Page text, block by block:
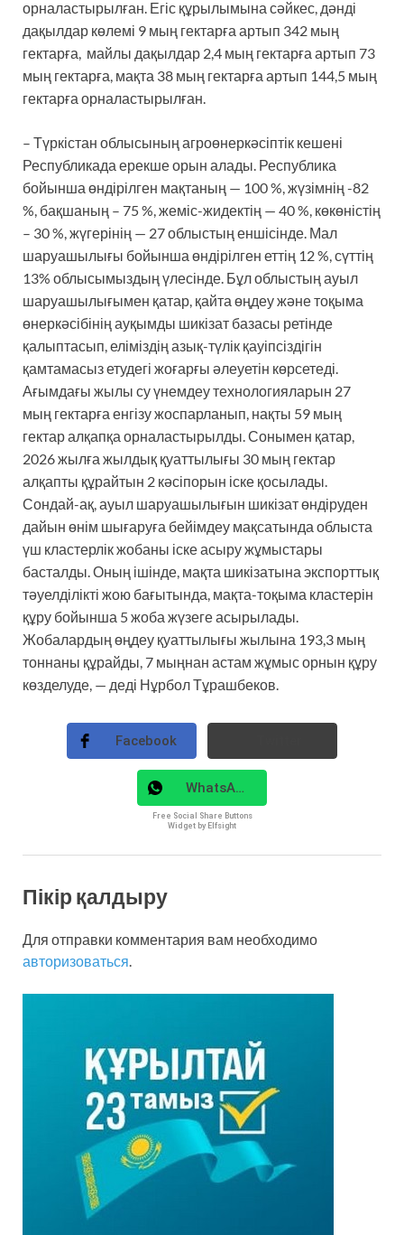
орналастырылған. Егіс құрылымына сәйкес, дәнді
дақылдар көлемі 9 мың гектарға артып 342 мың
гектарға, майлы дақылдар 2,4 мың гектарға артып 73
мың гектарға, мақта 38 мың гектарға артып 144,5 мың
гектарға орналастырылған.
– Түркістан облысының агроөнеркәсіптік кешені
Республикада ерекше орын алады. Республика
бойынша өндірілген мақтаның — 100 %, жүзімнің -82
%, бақшаның – 75 %, жеміс-жидектің — 40 %, көкөністің
– 30 %, жүгерінің — 27 облыстың еншісінде. Мал
шаруашылығы бойынша өндірілген еттің 12 %, сүттің
13% облысымыздың үлесінде. Бұл облыстың ауыл
шаруашылығымен қатар, қайта өңдеу және тоқыма
өнеркәсібінің ауқымды шикізат базасы ретінде
қалыптасып, еліміздің азық-түлік қауіпсіздігін
қамтамасыз етудегі жоғарғы әлеуетін көрсетеді.
Ағымдағы жылы су үнемдеу технологияларын 27
мың гектарға енгізу жоспарланып, нақты 59 мың
гектар алқапқа орналастырылды. Сонымен қатар,
2026 жылға жылдық қуаттылығы 30 мың гектар
алқапты құрайтын 2 кәсіпорын іске қосылады.
Сондай-ақ, ауыл шаруашылығын шикізат өндіруден
дайын өнім шығаруға бейімдеу мақсатында облыста
үш кластерлік жобаны іске асыру жұмыстары
басталды. Оның ішінде, мақта шикізатына экспорттық
тәуелділікті жою бағытында, мақта-тоқыма кластерін
құру бойынша 5 жоба жүзеге асырылады.
Жобалардың өңдеу қуаттылығы жылына 193,3 мың
тоннаны құрайды, 7 мыңнан астам жұмыс орнын құру
көзделуде, — деді Нұрбол Тұрашбеков.
Facebook
WhatsApp
Free Social Share Buttons
Widget by Elfsight
Пікір қалдыру
Для отправки комментария вам необходимо
авторизоваться.